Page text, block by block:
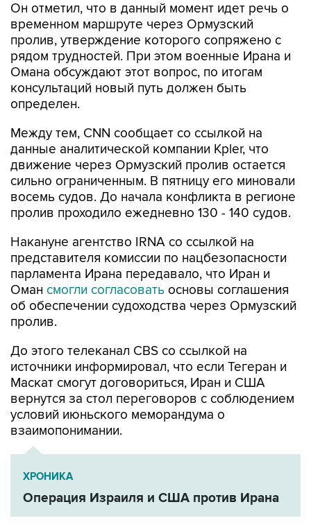
Он отметил, что в данный момент идет речь о
временном маршруте через Ормузский
пролив, утверждение которого сопряжено с
рядом трудностей. При этом военные Ирана и
Омана обсуждают этот вопрос, по итогам
консультаций новый путь должен быть
определен.
Между тем, CNN сообщает со ссылкой на
данные аналитической компании Kpler, что
движение через Ормузский пролив остается
сильно ограниченным. В пятницу его миновали
восемь судов. До начала конфликта в регионе
пролив проходило ежедневно 130 - 140 судов.
Накануне агентство IRNA со ссылкой на
представителя комиссии по нацбезопасности
парламента Ирана передавало, что Иран и
Оман смогли согласовать основы соглашения
об обеспечении судоходства через Ормузский
пролив.
До этого телеканал CBS со ссылкой на
источники информировал, что если Тегеран и
Маскат смогут договориться, Иран и США
вернутся за стол переговоров с соблюдением
условий июньского меморандума о
взаимопонимании.
ХРОНИКА
Операция Израиля и США против Ирана